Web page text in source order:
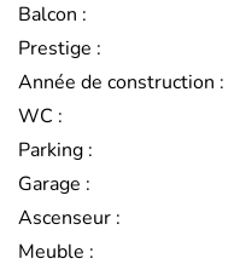
Balcon :
Prestige :
Année de construction :
WC :
Parking :
Garage :
Ascenseur :
Meuble :